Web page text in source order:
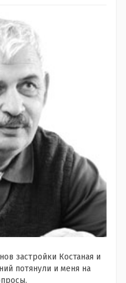
застройки Костаная и
потянули и меня на